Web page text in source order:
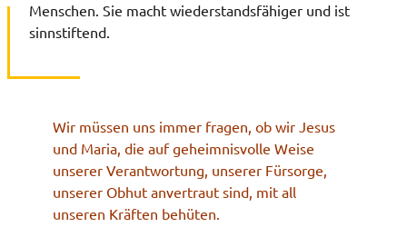
Menschen. Sie macht wiederstandsfähiger und ist
sinnstiftend.
Wir müssen uns immer fragen, ob wir Jesus
und Maria, die auf geheimnisvolle Weise
unserer Verantwortung, unserer Fürsorge,
unserer Obhut anvertraut sind, mit all
unseren Kräften behüten.